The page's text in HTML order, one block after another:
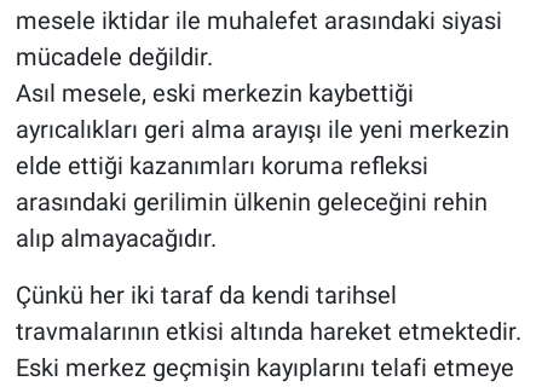
mesele iktidar ile muhalefet arasındaki siyasi
mücadele değildir.
Asıl mesele, eski merkezin kaybettiği
ayrıcalıkları geri alma arayışı ile yeni merkezin
elde ettiği kazanımları koruma refleksi
arasındaki gerilimin ülkenin geleceğini rehin
alıp almayacağıdır.
Çünkü her iki taraf da kendi tarihsel
travmalarının etkisi altında hareket etmektedir.
Eski merkez geçmişin kayıplarını telafi etmeye